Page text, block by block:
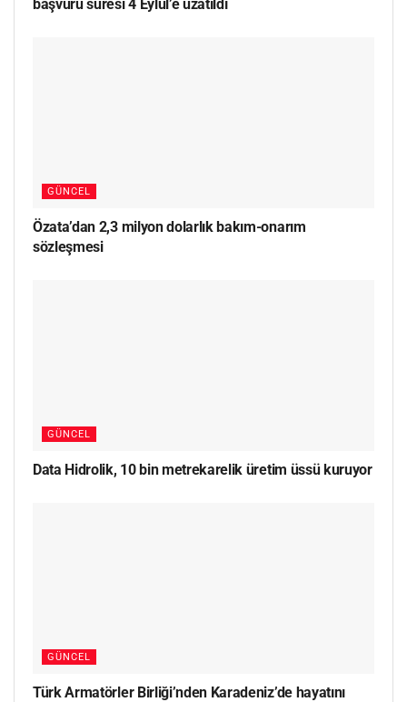
başvuru süresi 4 Eylül’e uzatıldı
GÜNCEL
Özata’dan 2,3 milyon dolarlık bakım-onarım
sözleşmesi
GÜNCEL
Data Hidrolik, 10 bin metrekarelik üretim üssü kuruyor
GÜNCEL
Türk Armatörler Birliği’nden Karadeniz’de hayatını